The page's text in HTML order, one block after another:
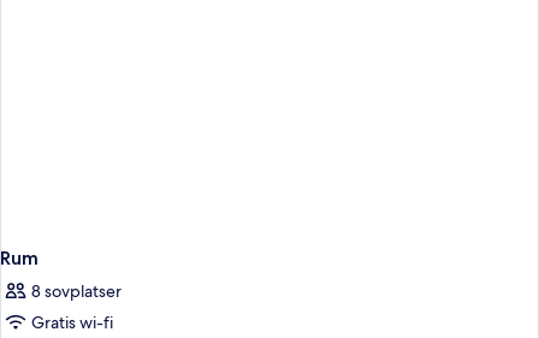
Rum
8 sovplatser
Gratis wi-fi